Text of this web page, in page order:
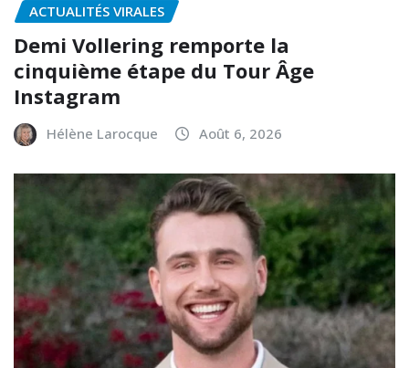
ACTUALITÉS VIRALES
Demi Vollering remporte la
cinquième étape du Tour Âge
Instagram
Hélène Larocque Août 6, 2026